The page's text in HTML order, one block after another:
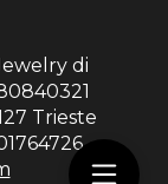
di
Trieste
-